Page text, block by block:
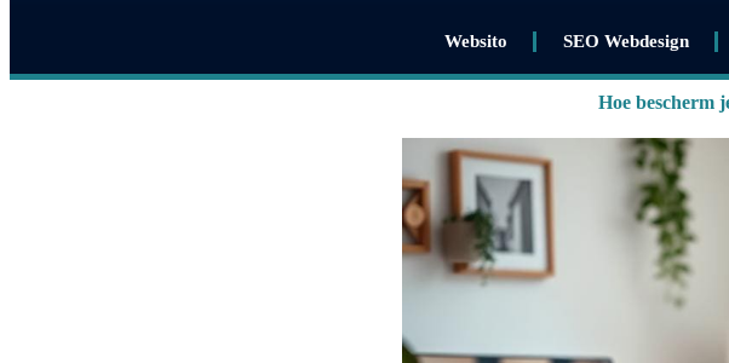
Websito SEO Webdesign
Hoe bescherm